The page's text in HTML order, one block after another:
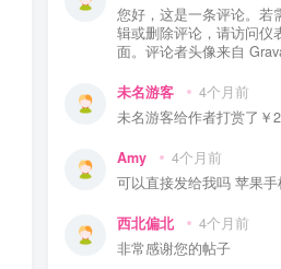
您好，这是一条评论。若
辑或删除评论，请访问仪
面。评论者头像来自
未名游客 4个月前
未名游客给作者打赏了 ￥2
Amy 4个月前
可以直接发给我吗 苹果手
西北偏北 4个月前
非常感谢您的帖子